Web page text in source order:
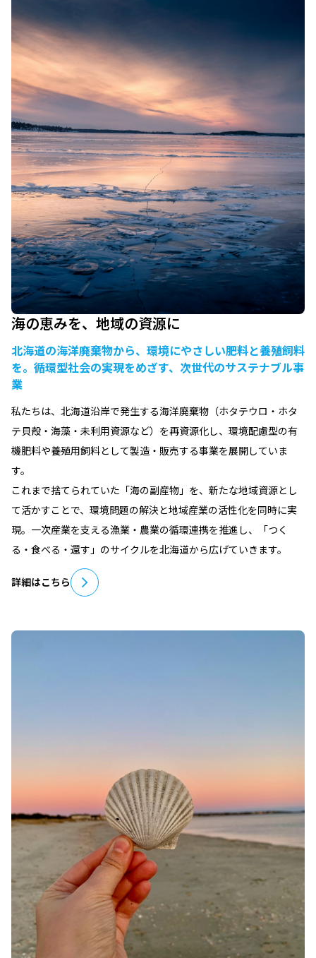
海の恵みを、地域の資源に
北海道の海洋廃棄物から、環境にやさしい肥料と養殖飼料
を。循環型社会の実現をめざす、次世代のサステナブル事
業
私たちは、北海道沿岸で発生する海洋廃棄物（ホタテウロ・ホタ
テ貝殻・海藻・未利用資源など）を再資源化し、環境配慮型の有
機肥料や養殖用飼料として製造・販売する事業を展開していま
す。
これまで捨てられていた「海の副産物」を、新たな地域資源とし
て活かすことで、環境問題の解決と地域産業の活性化を同時に実
現。一次産業を支える漁業・農業の循環連携を推進し、「つく
る・食べる・還す」のサイクルを北海道から広げていきます。
詳細はこちら